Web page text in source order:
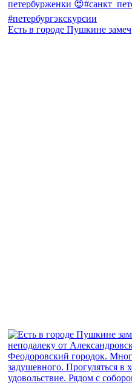
Есть в городе Пушкине замеч